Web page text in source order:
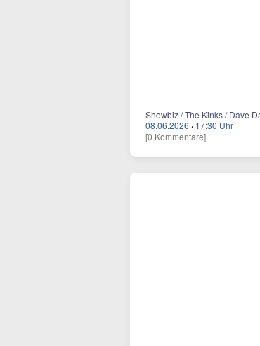
Showbiz / The Kinks / Dave
08.06.2026 · 17:30 Uhr
[0 Kommentare]